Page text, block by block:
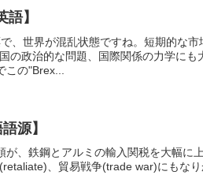
】
、世界が混乱状態ですね。短期的な市
の政治的な問題、国際関係の力学にも
の"Brex...
源】
、鉄鋼とアルミの輸入関税を大幅に
、貿易戦争(trade war)にもな